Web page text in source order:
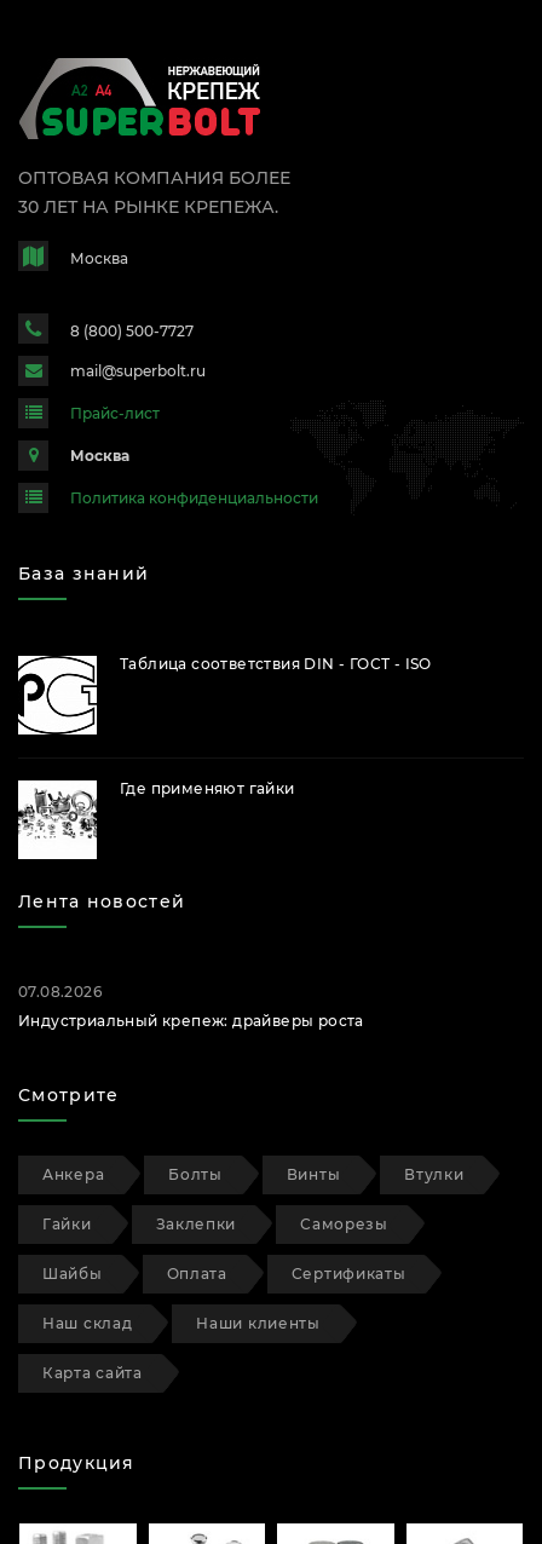
ОПТОВАЯ КОМПАНИЯ БОЛЕЕ
30 ЛЕТ НА РЫНКЕ КРЕПЕЖА.
Москва
8 (800) 500-7727
mail@superbolt.ru
Прайс-лист
Москва
Политика конфиденциальности
База знаний
Таблица соответствия DIN - ГОСТ - ISO
Где применяют гайки
Лента новостей
07.08.2026
Индустриальный крепеж: драйверы роста
Смотрите
Анкера Болты Винты Втулки
Гайки Заклепки Саморезы
Шайбы Оплата Сертификаты
Наш склад Наши клиенты
Карта сайта
Продукция